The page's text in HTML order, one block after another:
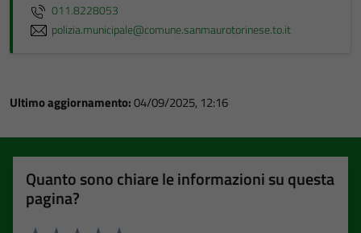
011.8228053
polizia.municipale@comune.sanmaurotorinese.to.it
Ultimo aggiornamento:04/09/2025, 12:16
Quanto sono chiare le informazioni su questa
pagina?